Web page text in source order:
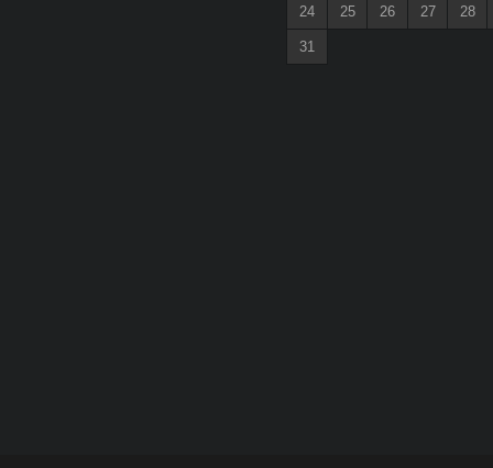
24 25 26 27 28
31